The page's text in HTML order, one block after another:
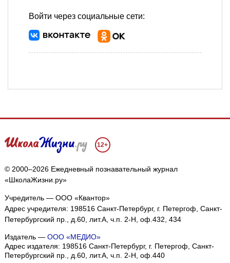
Войти через социальные сети:
12+
© 2000–2026 Ежедневный познавательный журнал
«ШколаЖизни.ру»
Учредитель — ООО «Квантор»
Адрес учредителя: 198516 Санкт-Петербург, г. Петергоф, Санкт-
Петербургский пр., д.60, лит.А, ч.п. 2-Н, оф.432, 434
Издатель — ООО «МЕДИО»
Адрес издателя: 198516 Санкт-Петербург, г. Петергоф, Санкт-
Петербургский пр., д.60, лит.А, ч.п. 2-Н, оф.440